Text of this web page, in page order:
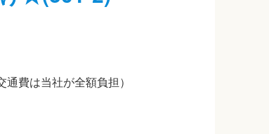
費は当社が全額負担）